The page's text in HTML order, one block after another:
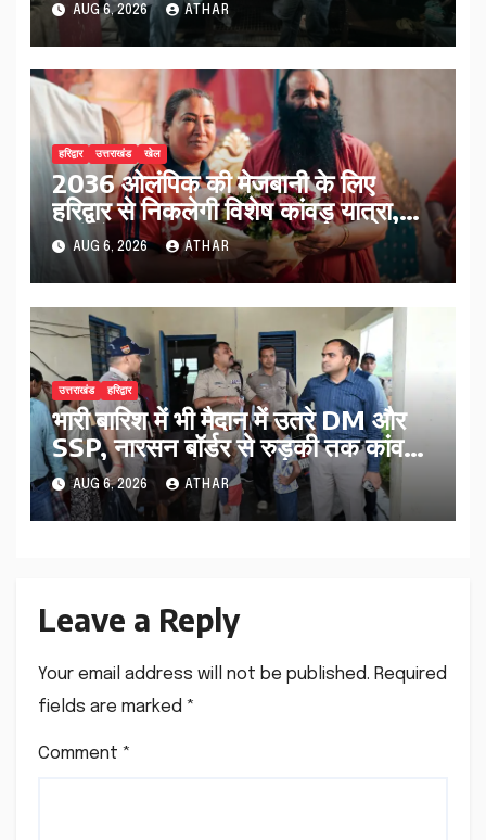
AUG 6, 2026 ATHAR
हरिद्वार उत्तराखंड खेल
2036 ओलंपिक की मेजबानी के लिए
हरिद्वार से निकलेगी विशेष कांवड़ यात्रा,
संतों ने दिया आशीर्वाद…
AUG 6, 2026 ATHAR
उत्तराखंड हरिद्वार
भारी बारिश में भी मैदान में उतरे DM और
SSP, नारसन बॉर्डर से रुड़की तक कांवड़
यात्रा व्यवस्थाओं का किया निरीक्षण…
AUG 6, 2026 ATHAR
Leave a Reply
Your email address will not be published. Required
fields are marked *
Comment *